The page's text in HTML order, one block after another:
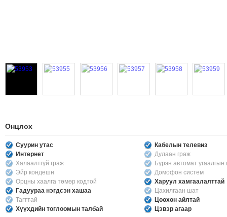
Онцлох
Суурин утас
Кабелын телевиз
Интернет
Дулаан граж
Халаалтгүй граж
Бүрэн автомат
Эйр кондешн
Домофон систем
Орцны хаалга төмөр кодтой
Харуул хамгаалалттай
Гадуураа нэгдсэн хашаа
Цахилгаан шат
Тагттай
Цөөхөн айлтай
Хүүхдийн тоглоомын талбай
Цэвэр агаар